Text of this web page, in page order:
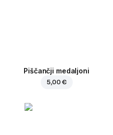
Piščančji medaljoni
5,00 €